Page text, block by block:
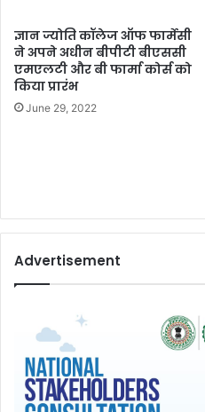
ज्ञान ज्योति कॉलेज ऑफ फार्मेसी
ने अपने अधीन बीपीटी बीएससी
एमएलटी और बी फार्मा कोर्स को
किया प्रारंभ
June 29, 2022
Advertisement